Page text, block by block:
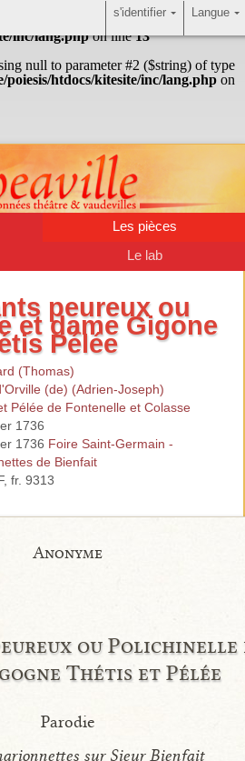
key "HTTP_ACCEPT_LANGUAGE" in
inc/lang.phpon line13
null to parameter #2 ($string) of type
poiesis/htdocs/kitesite/inc/lang.php on
Les pièces
Le lab
peureux ou
et dame Gigone
Pélée
(Thomas)
(de) (Adrien-Joseph)
Pélée de Fontenelle et Colasse
1736
1736 Foire Saint-Germain -
de Bienfait
fr. 9313
Anonyme
ou
Thétis et Pélée
Parodie
sur Sieur Bienfait
Langue
s'identifier